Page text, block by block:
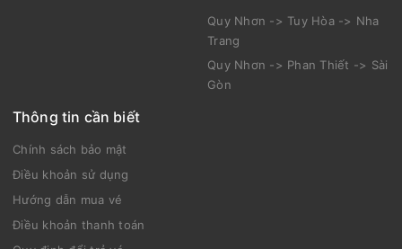
Sài Gòn -> Hà Nội
Đà Nẵng -> Nha Trang -> Phan
Đà Nẵng -> Sài Gòn
Thông tin cần biết